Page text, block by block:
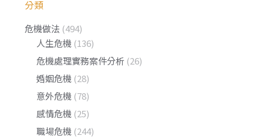
分類
危機做法 (494)
人生危機 (136)
危機處理實務案件分析 (26)
婚姻危機 (28)
意外危機 (78)
感情危機 (25)
職場危機 (244)